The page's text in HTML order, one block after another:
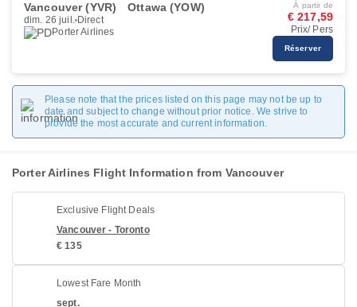
Vancouver (YVR) Ottawa (YOW)
dim. 26 juil. Direct
Porter Airlines
À partir de
€ 217,59
Prix/ Pers
Réserver
Please note that the prices listed on this page may not be up to
date and subject to change without prior notice. We strive to
provide the most accurate and current information.
Porter Airlines Flight Information from Vancouver
Exclusive Flight Deals
Vancouver - Toronto
€ 135
Lowest Fare Month
sept.